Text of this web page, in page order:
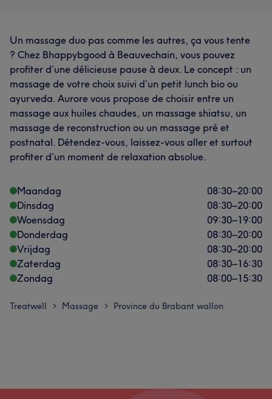
Un massage duo pas comme les autres, ça vous tente
? Chez Bhappybgood à Beauvechain, vous pouvez
profiter d’une délicieuse pause à deux. Le concept : un
massage de votre choix suivi d’un petit lunch bio ou
ayurveda. Aurore vous propose de choisir entre un
massage aux huiles chaudes, un massage shiatsu, un
massage de reconstruction ou un massage pré et
postnatal. Détendez-vous, laissez-vous aller et surtout
profiter d’un moment de relaxation absolue.
Maandag 08:30–20:00
Dinsdag
08:30–20:00
Woensdag
09:30–19:00
Donderdag
08:30–20:00
Vrijdag
08:30–20:00
Zaterdag
08:30–16:30
Zondag
08:00–15:30
Treatwell > Massage > Province du Brabant wallon